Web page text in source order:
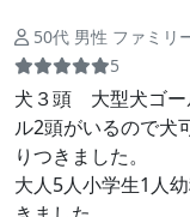
50代 男性 ファミリ
5
犬３頭 大型犬ゴ
ル2頭がいるので犬
りつきました。
大人5人小学生1人